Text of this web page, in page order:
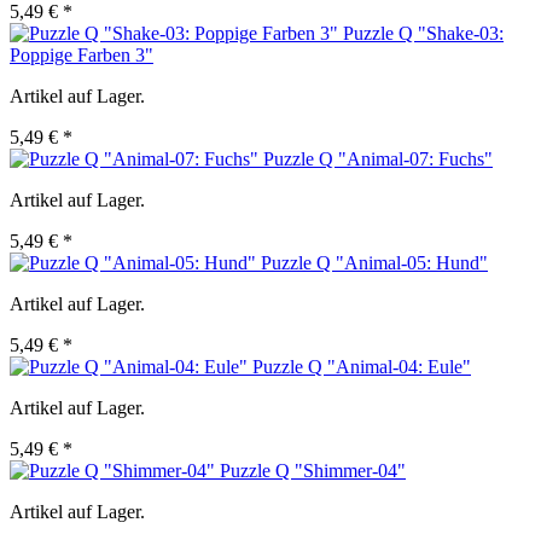
5,49 € *
Puzzle Q "Shake-03:
Poppige Farben 3"
Artikel auf Lager.
5,49 € *
Puzzle Q "Animal-07: Fuchs"
Artikel auf Lager.
5,49 € *
Puzzle Q "Animal-05: Hund"
Artikel auf Lager.
5,49 € *
Puzzle Q "Animal-04: Eule"
Artikel auf Lager.
5,49 € *
Puzzle Q "Shimmer-04"
Artikel auf Lager.